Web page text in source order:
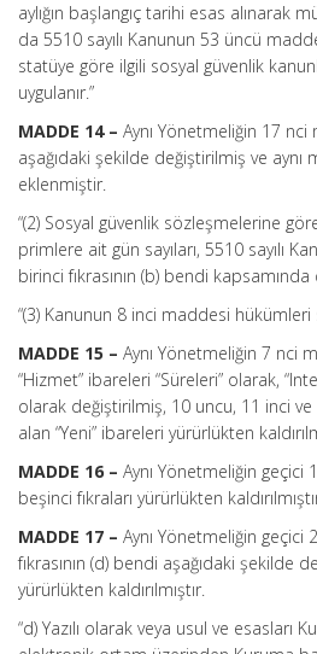
aylığın başlangıç tarihi esas alınarak
da 5510 sayılı Kanunun 53 üncü
statüye göre ilgili sosyal güvenlik
uygulanır.”
MADDE 14 – Aynı Yönetmeliğin 17 nci
aşağıdaki şekilde değiştirilmiş ve aynı
eklenmiştir.
“(2) Sosyal güvenlik sözleşmelerine
primlere ait gün sayıları, 5510 sayılı
birinci fıkrasının (b) bendi
“(3) Kanunun 8 inci maddesi hükümleri
MADDE 15 – Aynı Yönetmeliğin 7 nci
“Hizmet” ibareleri “Süreleri” olarak,
olarak değiştirilmiş, 10 uncu, 11 inci
alan “Yeni” ibareleri yürürlükten
MADDE 16 – Aynı Yönetmeliğin
beşinci fıkraları yürürlükten
MADDE 17 – Aynı Yönetmeliğin
fıkrasının (d) bendi aşağıdaki şekilde
yürürlükten kaldırılmıştır.
“d) Yazılı olarak veya usul ve esasları